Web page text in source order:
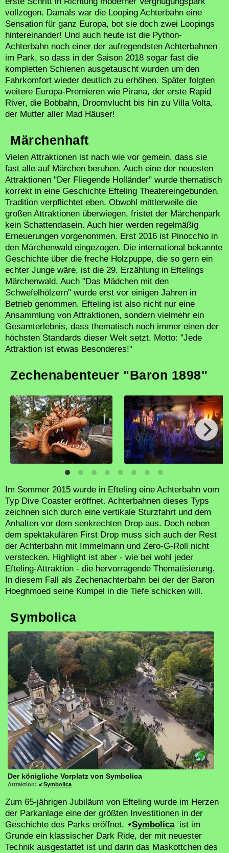
vollzogen. Damals war die Looping Achterbahn eine
Sensation für ganz Europa, bot sie doch zwei Loopings
hintereinander! Und auch heute ist die Python-
Achterbahn noch einer der aufregendsten Achterbahnen
im Park, so dass in der Saison 2018 sogar fast die
kompletten Schienen ausgetauscht wurden um den
Fahrkomfort wieder deutlich zu erhöhen. Später folgten
weitere Europa-Premieren wie Pirana, der erste Rapid
River, die Bobbahn, Droomvlucht bis hin zu Villa Volta,
der Mutter aller Mad Häuser!
Märchenhaft
Vielen Attraktionen ist nach wie vor gemein, dass sie
fast alle auf Märchen beruhen. Auch eine der neuesten
Attraktionen "Der Fliegende Holländer" wurde thematisch
korrekt in eine Geschichte Efteling Theatereingebunden.
Tradition verpflichtet eben. Obwohl mittlerweile die
großen Attraktionen überwiegen, fristet der Märchenpark
kein Schattendasein. Auch hier werden regelmäßig
Erneuerungen vorgenommen. Erst 2016 ist Pinocchio in
den Märchenwald eingezogen. Die international bekannte
Geschichte über die freche Holzpuppe, die so gern ein
echter Junge wäre, ist die 29. Erzählung in Eftelings
Märchenwald. Auch "Das Mädchen mit den
Schwefelhölzern" wurde erst vor einigen Jahren in
Betrieb genommen. Efteling ist also nicht nur eine
Ansammlung von Attraktionen, sondern vielmehr ein
Gesamterlebnis, dass thematisch noch immer einen der
höchsten Standards dieser Welt setzt. Motto: "Jede
Attraktion ist etwas Besonderes!"
Zechenabenteuer "Baron 1898"
Im Sommer 2015 wurde in Efteling eine Achterbahn vom
Typ Dive Coaster eröffnet. Achterbahnen dieses Typs
zeichnen sich durch eine vertikale Sturzfahrt und dem
Anhalten vor dem senkrechten Drop aus. Doch neben
dem spektakulären First Drop muss sich auch der Rest
der Achterbahn mit Immelmann und Zero-G-Roll nicht
verstecken. Highlight ist aber - wie bei wohl jeder
Efteling-Attraktion - die hervorragende Thematisierung.
In diesem Fall als Zechenachterbahn bei der der Baron
Hoeghmoed seine Kumpel in die Tiefe schicken will.
Symbolica
Der königliche Vorplatz von Symbolica
Attraktion: Symbolica
Zum 65-jährigen Jubiläum von Efteling wurde im Herzen
der Parkanlage eine der größten Investitionen in der
Geschichte des Parks eröffnet.
Symbolica ist im
Grunde ein klassischer Dark Ride, der mit neuester
Technik ausgestattet ist und darin das Maskottchen des